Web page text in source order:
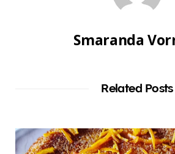
Smaranda
Related Posts